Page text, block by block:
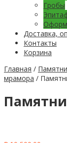
Гробы
Доставка,
Контакты
Корзина
Главная /
мрамора /